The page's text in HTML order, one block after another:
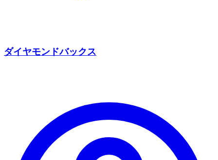
ダイヤモンドバックス